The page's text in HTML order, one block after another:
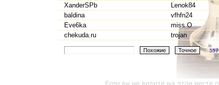
XanderSPb
Lenok84
baldina
vfhfn24
Eve6ka
miss O
chekuda.ru
trojan
557